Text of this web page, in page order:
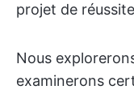
projet de
Nous
examinerons